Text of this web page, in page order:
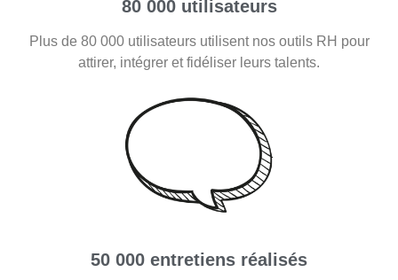
80 000 utilisateurs
Plus de 80 000 utilisateurs utilisent nos outils RH pour
attirer, intégrer et fidéliser leurs talents.
50 000 entretiens réalisés